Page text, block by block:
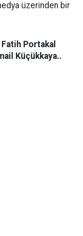
üzerinden bir
Portakal
Küçükkaya..